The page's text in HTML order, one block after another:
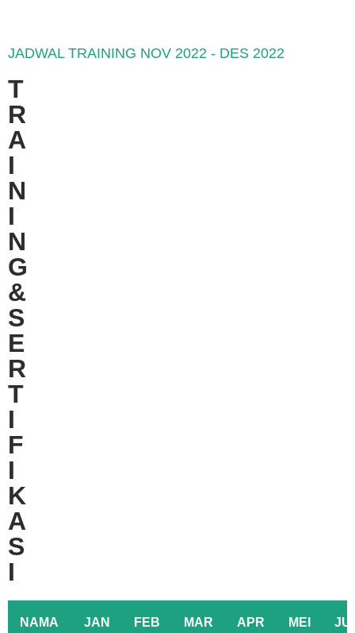
JADWAL TRAINING NOV 2022 - DES 2022
T
R
A
I
N
I
N
G
&
S
E
R
T
I
F
I
K
A
S
I
NAMA JAN FEB MAR APR MEI